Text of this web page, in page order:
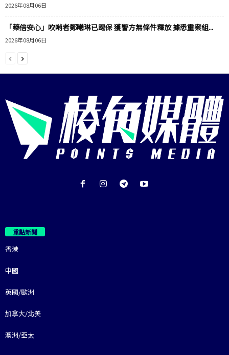
2026年08月06日
「藥倍安心」吹哨者鄭曦琳已踢保 獲警方無條件釋放 據悉重案組...
2026年08月06日
重點新聞
香港
中國
英國/歐洲
加拿大/北美
澳洲/亞太